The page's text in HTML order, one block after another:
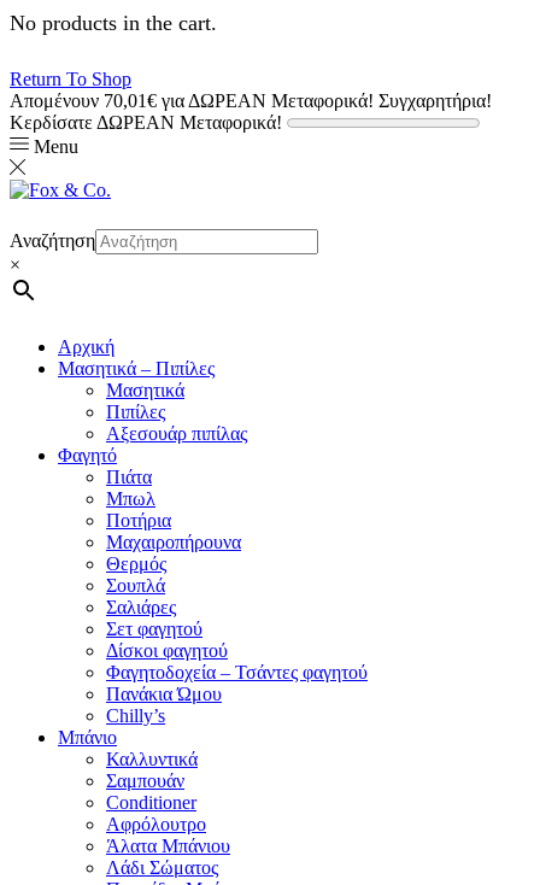
No products in the cart.
Return To Shop
Απομένουν 70,01€ για ΔΩΡΕΑΝ Μεταφορικά! Συγχαρητήρια!
Κερδίσατε ΔΩΡΕΑΝ Μεταφορικά!
Menu
Αναζήτηση
×
Αρχική
Μασητικά – Πιπίλες
Μασητικά
Πιπίλες
Αξεσουάρ πιπίλας
Φαγητό
Πιάτα
Μπωλ
Ποτήρια
Μαχαιροπήρουνα
Θερμός
Σουπλά
Σαλιάρες
Σετ φαγητού
Δίσκοι φαγητού
Φαγητοδοχεία – Τσάντες φαγητού
Πανάκια Ώμου
Chilly’s
Μπάνιο
Καλλυντικά
Σαμπουάν
Conditioner
Αφρόλουτρο
Άλατα Μπάνιου
Λάδι Σώματος